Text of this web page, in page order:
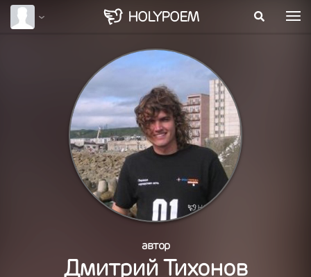
HOLYPOEM
автор
Дмитрий Тихонов